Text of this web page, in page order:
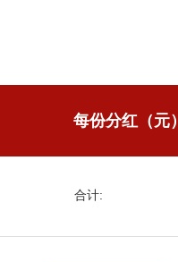
每份分红（元）
合计: